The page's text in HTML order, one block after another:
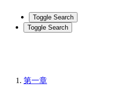
Toggle Search
Toggle Search
第一章